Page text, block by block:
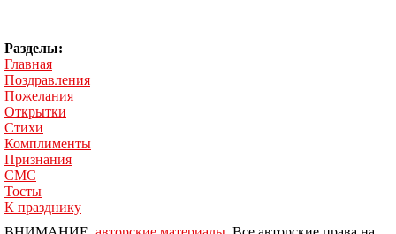
Разделы:
Главная
Поздравления
Пожелания
Открытки
Стихи
Комплименты
Признания
СМС
Тосты
К празднику